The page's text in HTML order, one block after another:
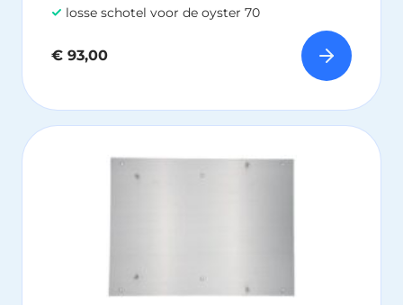
losse schotel voor de oyster 70
€ 93,00